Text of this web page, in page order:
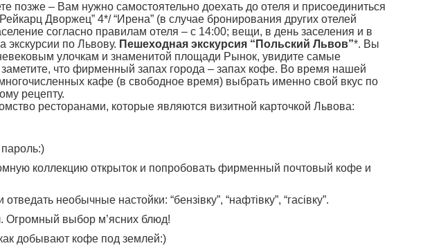
– Вам нужно самостоятельно доехать до отеля и присоединиться
Дворжец” 4*/ “Ирена” (в случае бронирования других отелей
согласно правилам отеля – с 14:00; вещи, в день заселения и в
по Львову. Пешеходная экскурсия “Польский Львов”*. Вы
улочкам и знаменитой площади Рынок, увидите самые
что фирменный запах города – запах кофе. Во время нашей
кафе (в свободное время) выбрать именно свой вкус по
рецепту.
ресторанами, которые являются визитной карточкой Львова:
коллекцию открыток и попробовать фирменный почтовый кофе и
необычные настойки: “бензівку”, “нафтівку”, “гасівку”.
Огромный выбор м’ясних блюд!
добывают кофе под землей:)